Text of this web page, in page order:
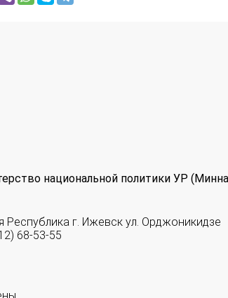
национальной политики УР
Республика г. Ижевск ул. Орджоникидзе
68-53-55